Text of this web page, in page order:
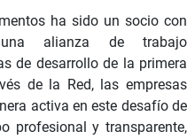
ha sido un socio con
alianza de trabajo
de desarrollo de la primera
de la Red, las empresas
activa en este desafío de
profesional y transparente,